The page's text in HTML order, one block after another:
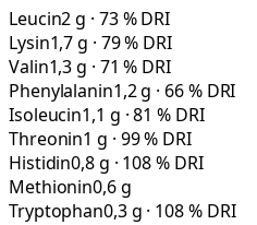
Leucin2 g · 73 % DRI
Lysin1,7 g · 79 % DRI
Valin1,3 g · 71 % DRI
Phenylalanin1,2 g · 66 % DRI
Isoleucin1,1 g · 81 % DRI
Threonin1 g · 99 % DRI
Histidin0,8 g · 108 % DRI
Methionin0,6 g
Tryptophan0,3 g · 108 % DRI